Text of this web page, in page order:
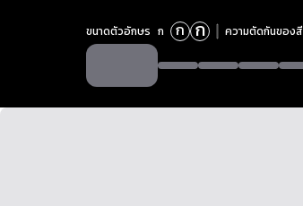
ขนาดตัวอักษร ก ก ก ความตัดกันของสี